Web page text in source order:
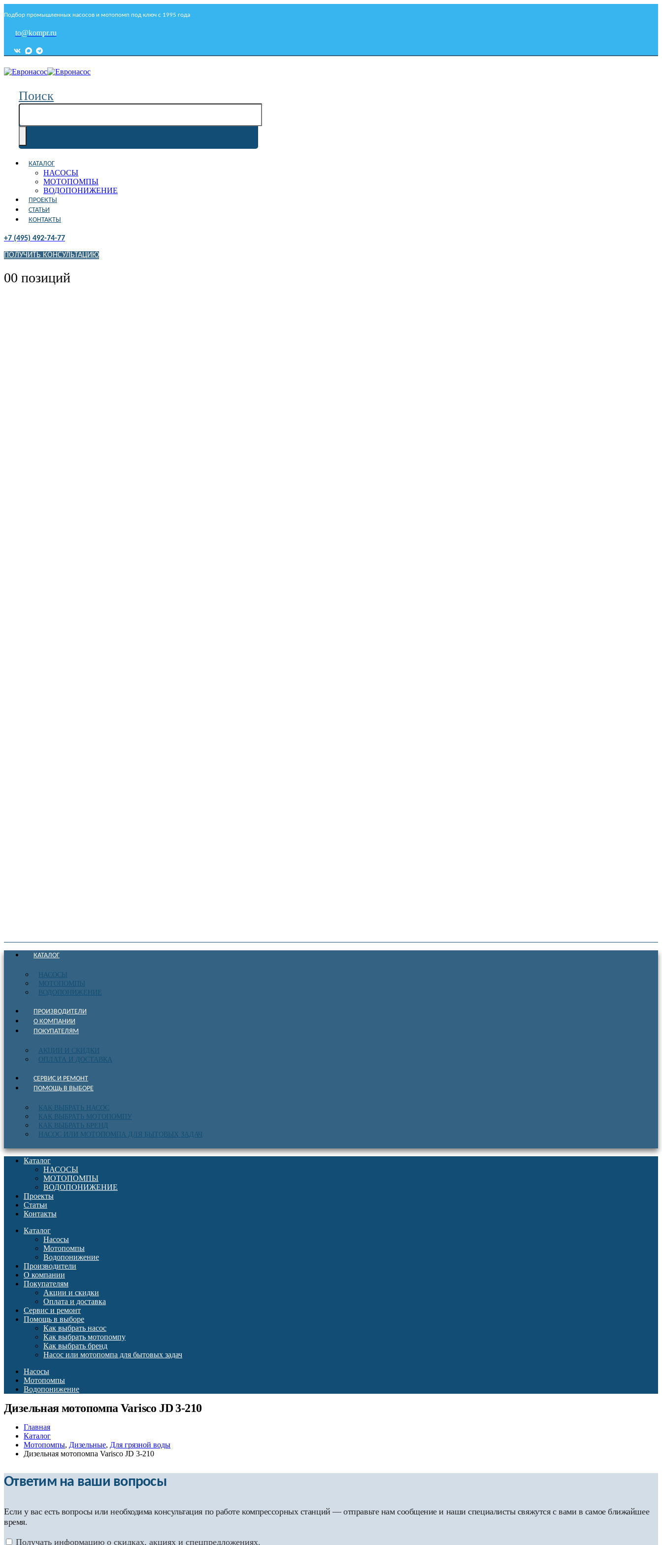
Подбор промышленных насосов и мотопомп под ключ с 1995 года
to@kompr.ru
Поиск
КАТАЛОГ
НАСОСЫ
МОТОПОМПЫ
ВОДОПОНИЖЕНИЕ
ПРОЕКТЫ
СТАТЬИ
КОНТАКТЫ
+7 (495) 492-74-77
ПОЛУЧИТЬ КОНСУЛЬТАЦИЮ
00 позиций
КАТАЛОГ
НАСОСЫ
МОТОПОМПЫ
ВОДОПОНИЖЕНИЕ
ПРОИЗВОДИТЕЛИ
О КОМПАНИИ
ПОКУПАТЕЛЯМ
АКЦИИ И СКИДКИ
ОПЛАТА И ДОСТАВКА
СЕРВИС И РЕМОНТ
ПОМОЩЬ В ВЫБОРЕ
КАК ВЫБРАТЬ НАСОС
КАК ВЫБРАТЬ МОТОПОМПУ
КАК ВЫБРАТЬ БРЕНД
НАСОС ИЛИ МОТОПОМПА ДЛЯ БЫТОВЫХ ЗАДАЧ
Каталог
НАСОСЫ
МОТОПОМПЫ
ВОДОПОНИЖЕНИЕ
Проекты
Статьи
Контакты
Каталог
Насосы
Мотопомпы
Водопонижение
Производители
О компании
Покупателям
Акции и скидки
Оплата и доставка
Сервис и ремонт
Помощь в выборе
Как выбрать насос
Как выбрать мотопомпу
Как выбрать бренд
Насос или мотопомпа для бытовых задач
Насосы
Мотопомпы
Водопонижение
Дизельная мотопомпа Varisco JD 3-210
Главная
Каталог
Мотопомпы, Дизельные, Для грязной воды
Дизельная мотопомпа Varisco JD 3-210
Ответим на ваши вопросы
Если у вас есть вопросы или необходима консультация по работе компрессорных станций — отправьте нам сообщение и наши специалисты свяжутся с вами в самое ближайшее
время.
Получать информацию о скидках, акциях и спецпредложениях.